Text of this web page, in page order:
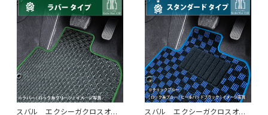
スバル エクシーガクロスオー
スバル エクシーガクロスオー